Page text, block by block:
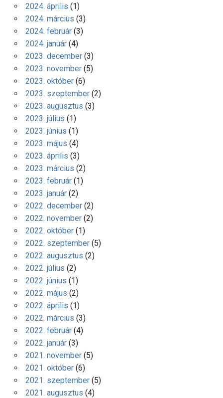
2024. április (1)
2024. március (3)
2024. február(3)
2024. január(4)
2023. december(3)
2023. november(5)
2023. október(6)
2023. szeptember(2)
2023. augusztus (3)
2023. július (1)
2023. június (1)
2023. május (4)
2023. április (3)
2023. március (2)
2023. február(1)
2023. január(2)
2022. december(2)
2022. november(2)
2022. október(1)
2022. szeptember(5)
2022. augusztus (2)
2022. július (2)
2022. június (1)
2022. május (2)
2022. április (1)
2022. március (3)
2022. február(4)
2022. január(3)
2021. november(5)
2021. október(6)
2021. szeptember(5)
2021. augusztus (4)